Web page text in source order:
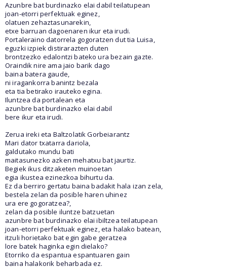
Azunbre bat burdinazko elai dabil teilatupean
joan-etorri perfektuak eginez,
olatuen zehaztasunarekin,
etxe barruan dagoenaren ikur eta irudi.
Portaleraino datorrela gogoratzen dut tia Luisa,
eguzki izpiek distirarazten duten
brontzezko edalontzi bateko ura bezain gazte.
Oraindik nire ama jaio barik dago
baina batera gaude,
ni iragankorra banintz bezala
eta tia betirako irauteko egina.
Iluntzea da portalean eta
azunbre bat burdinazko elai dabil
bere ikur eta irudi.
Zerua ireki eta Baltzolatik Gorbeiarantz
Mari dator txatarra dariola,
galdutako mundu bati
maitasunezko azken mehatxu bat jaurtiz.
Begiek ikus ditzaketen muinoetan
egia ikustea ezinezkoa bihurtu da.
Ez da berriro gertatu baina badakit hala izan zela,
bestela zelan da posible haren uhinez
ura ere gogoratzea?,
zelan da posible iluntze batzuetan
azunbre bat burdinazko elai ibiltzea teilatupean
joan-etorri perfektuak eginez, eta halako batean,
itzuli horietako bat egin gabe geratzea
lore batek haginka egin dielako?
Etorriko da espantua espantuaren gain
baina halakorik beharbada ez.